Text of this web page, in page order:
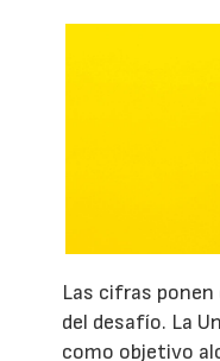
Las cifras
del desafío. La
como objetivo